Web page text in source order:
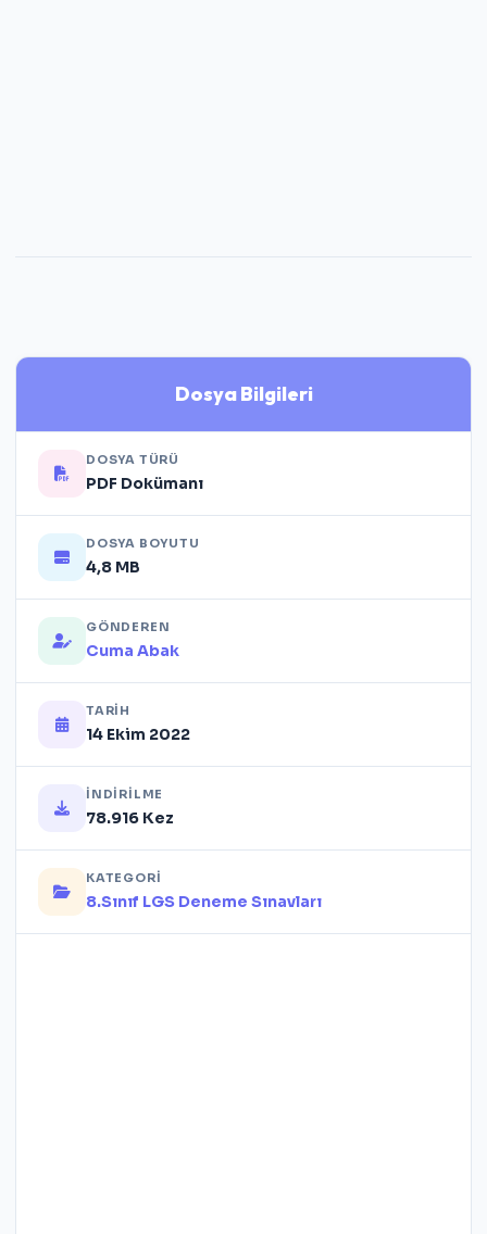
Dosya Bilgileri
DOSYA TÜRÜ
PDF Dokümanı
DOSYA BOYUTU
4,8 MB
GÖNDEREN
Cuma Abak
TARIH
14 Ekim 2022
İNDIRILME
78.916 Kez
KATEGORI
8.Sınıf LGS Deneme Sınavları